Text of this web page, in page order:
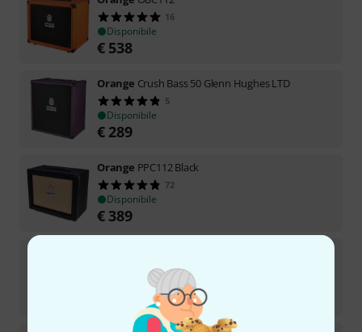
16
Disponibile
€ 538
Orange Crush Bass 50 Glenn Hughes LTD
5
Disponibile
€ 289
Orange PPC112 Black
72
Disponibile
€ 389
4
Disponibile